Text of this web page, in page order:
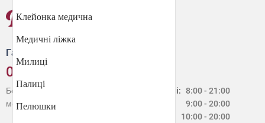
Клейонка медична
Медичні ліжка
Милиці
Палиці
Пелюшки
Гаряча лінія
0 800 30 20 60
Будні: 8:00 - 21:00
9:00 - 20:00
10:00 - 20:00
Безкоштовно зі стаціонарних і
мобільних телефонів в Україні